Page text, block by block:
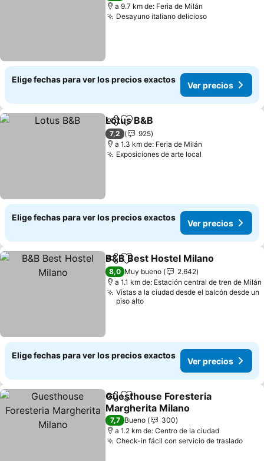
a 9.7 km de: Feria de Milán
Desayuno italiano deliciosoVer precios
Elige fechas para ver los precios exactos
Ver precios
CompartirAgregar a favoritos
Lotus B&B
7,2
925
a 1.3 km de: Feria de Milán
Exposiciones de arte local
Elige fechas para ver los precios exactos
Ver precios
CompartirAgregar a favoritos
B&B Best Hostel Milano
8,0 Muy bueno
2.642
a 1.1 km de: Estación central de tren de Milán
Vistas a la ciudad desde el balcón desde un
piso alto
Elige fechas para ver los precios exactos
Ver precios
CompartirAgregar a favoritos
Guesthouse Foresteria
Margherita Milano
Ver precios
7,7 Bueno
300
a 1.2 km de: Centro de la ciudad
Check-in fácil con servicio de trasladoVer